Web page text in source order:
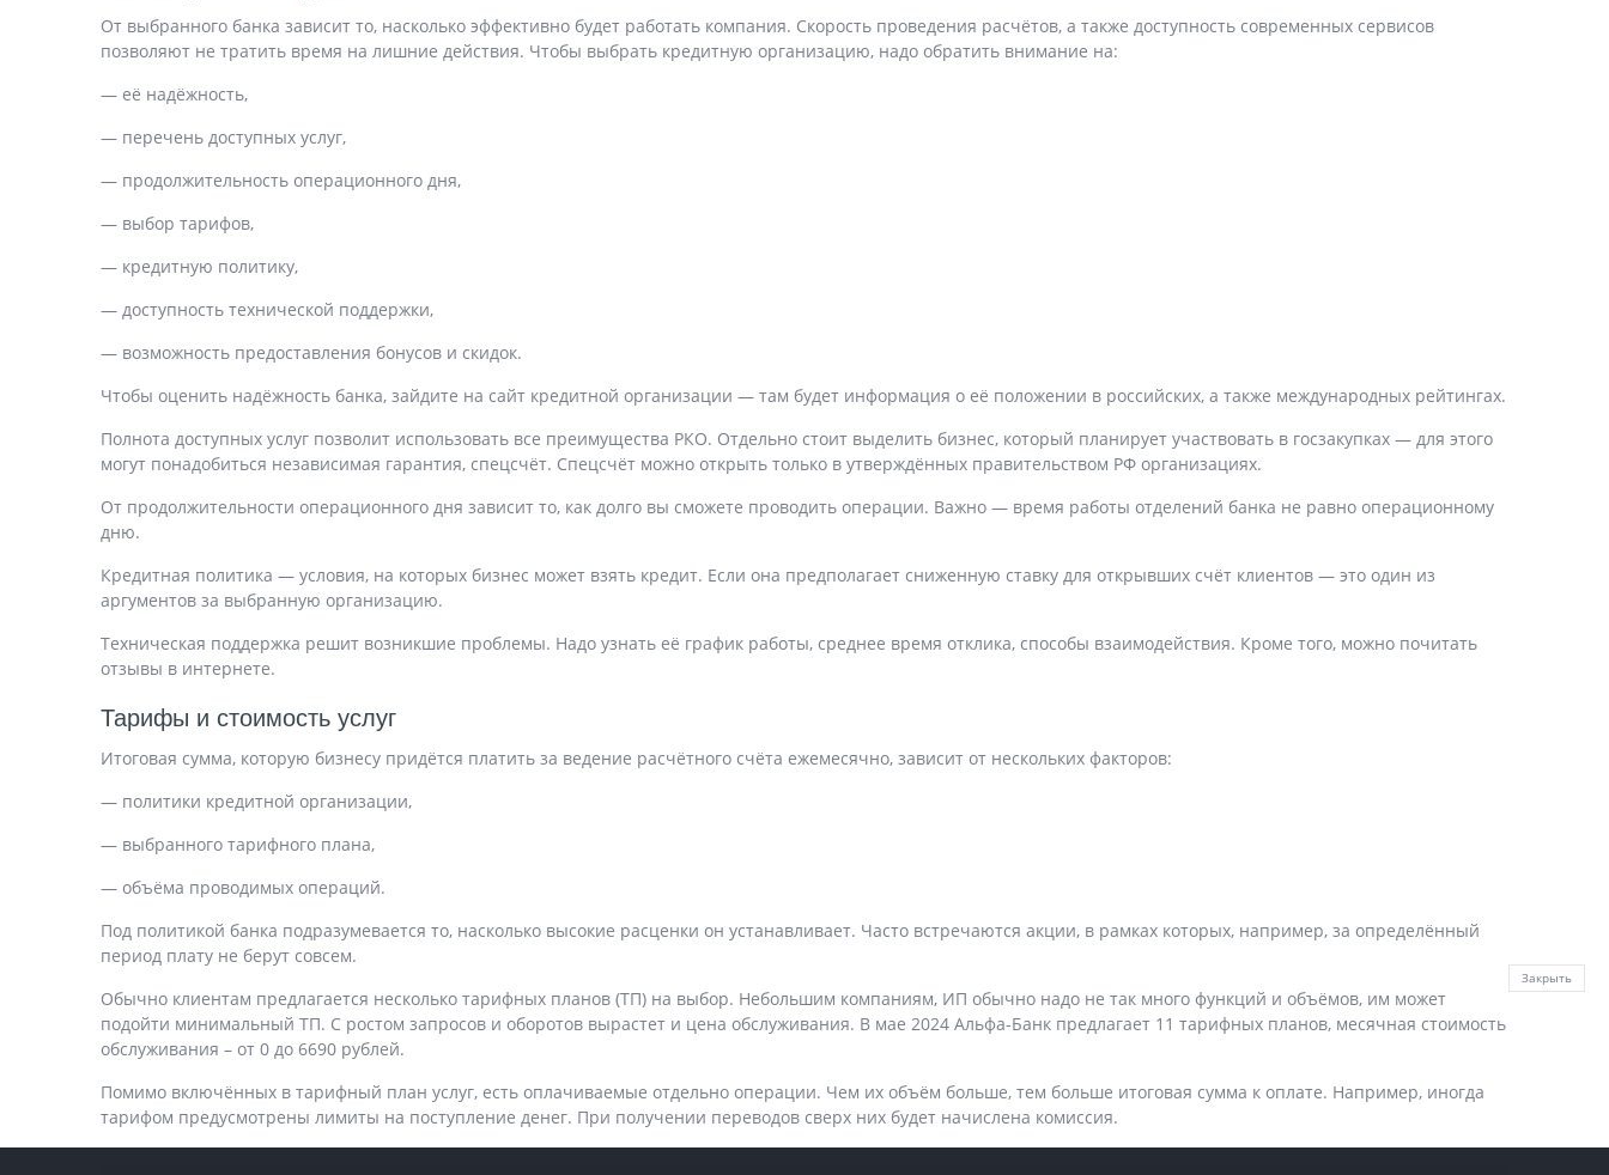
От выбранного банка зависит то, насколько эффективно будет работать компания. Скорость проведения расчётов, а также доступность современных сервисов
позволяют не тратить время на лишние действия. Чтобы выбрать кредитную организацию, надо обратить внимание на:
— её надёжность,
— перечень доступных услуг,
— продолжительность операционного дня,
— выбор тарифов,
— кредитную политику,
— доступность технической поддержки,
— возможность предоставления бонусов и скидок.
Чтобы оценить надёжность банка, зайдите на сайт кредитной организации — там будет информация о её положении в российских, а также международных рейтингах.
Полнота доступных услуг позволит использовать все преимущества РКО. Отдельно стоит выделить бизнес, который планирует участвовать в госзакупках — для этого
могут понадобиться независимая гарантия, спецсчëт. Спецсчëт можно открыть только в утверждëнных правительством РФ организациях.
От продолжительности операционного дня зависит то, как долго вы сможете проводить операции. Важно — время работы отделений банка не равно операционному
дню.
Кредитная политика — условия, на которых бизнес может взять кредит. Если она предполагает сниженную ставку для открывших счёт клиентов — это один из
аргументов за выбранную организацию.
Техническая поддержка решит возникшие проблемы. Надо узнать её график работы, среднее время отклика, способы взаимодействия. Кроме того, можно почитать
отзывы в интернете.
Тарифы и стоимость услуг
Итоговая сумма, которую бизнесу придётся платить за ведение расчëтного счëта ежемесячно, зависит от нескольких факторов:
— политики кредитной организации,
— выбранного тарифного плана,
— объёма проводимых операций.
Под политикой банка подразумевается то, насколько высокие расценки он устанавливает. Часто встречаются акции, в рамках которых, например, за определëнный
период плату не берут совсем.
Обычно клиентам предлагается несколько тарифных планов (ТП) на выбор. Небольшим компаниям, ИП обычно надо не так много функций и объёмов, им может
подойти минимальный ТП. С ростом запросов и оборотов вырастет и цена обслуживания. В мае 2024 Альфа-Банк предлагает 11 тарифных планов, месячная стоимость
обслуживания – от 0 до 6690 рублей.
Помимо включëнных в тарифный план услуг, есть оплачиваемые отдельно операции. Чем их объём больше, тем больше итоговая сумма к оплате. Например, иногда
тарифом предусмотрены лимиты на поступление денег. При получении переводов сверх них будет начислена комиссия.
Закрыть